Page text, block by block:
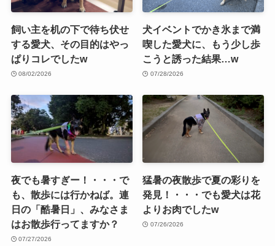
飼い主を机の下で待ち伏せ
する愛犬、その目的はやっ
ぱりコレでしたw
08/02/2026
犬イベントでかき氷まで満
喫した愛犬に、もう少し歩
こうと誘った結果…w
07/28/2026
夜でも暑すぎー！・・・で
も、散歩には行かねば。連
日の「酷暑日」、みなさま
はお散歩行ってますか？
07/27/2026
猛暑の夜散歩で夏の彩りを
発見！・・・でも愛犬は花
よりお肉でしたw
07/26/2026